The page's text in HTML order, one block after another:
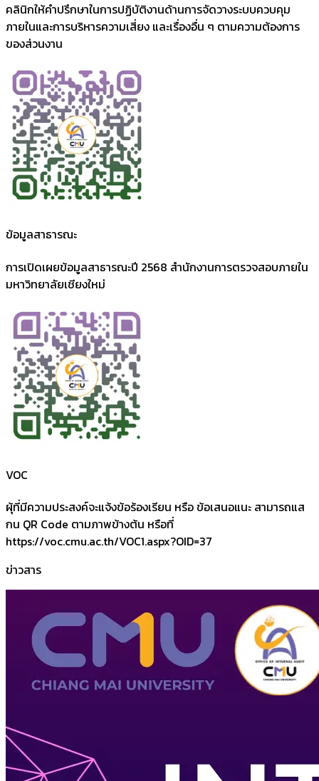
คลินิกให้คำปรึกษาในการปฏิบัติงานด้านการจัดวางระบบควบคุม
ภายในและการบริหารความเสี่ยง และเรื่องอื่น ๆ ตามความต้องการ
ของส่วนงาน
ข้อมูลสาธารณะ
การเปิดเผยข้อมูลสาธารณะปี 2568 สำนักงานการตรวจสอบภายใน
มหาวิทยาลัยเชียงใหม่
VOC
ผุ้ที่มีความประสงค์จะแจ้งข้อร้องเรียน หรือ ข้อเสนอแนะ สามารถแส
กน QR Code ตามภาพข้างต้น หรือที่
https://voc.cmu.ac.th/VOC1.aspx?OID=37
ข่าวสาร